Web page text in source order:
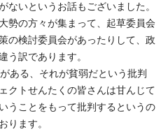
ないというお話もございました。
勢の方々が集まって、起草委員会
の検討委員会があったりして、政
う訳であります。
ある、それが貧弱だという批判
クトせんたくの皆さんは甘んじて
うことをもって批判するというの
ります。